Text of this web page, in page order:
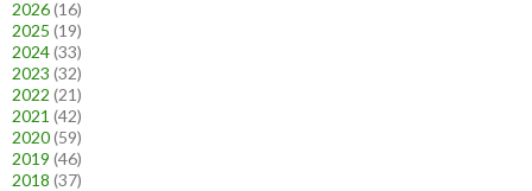
2026(16)
2025 (19)
2024(33)
2023 (32)
2022 (21)
2021 (42)
2020(59)
2019 (46)
2018 (37)